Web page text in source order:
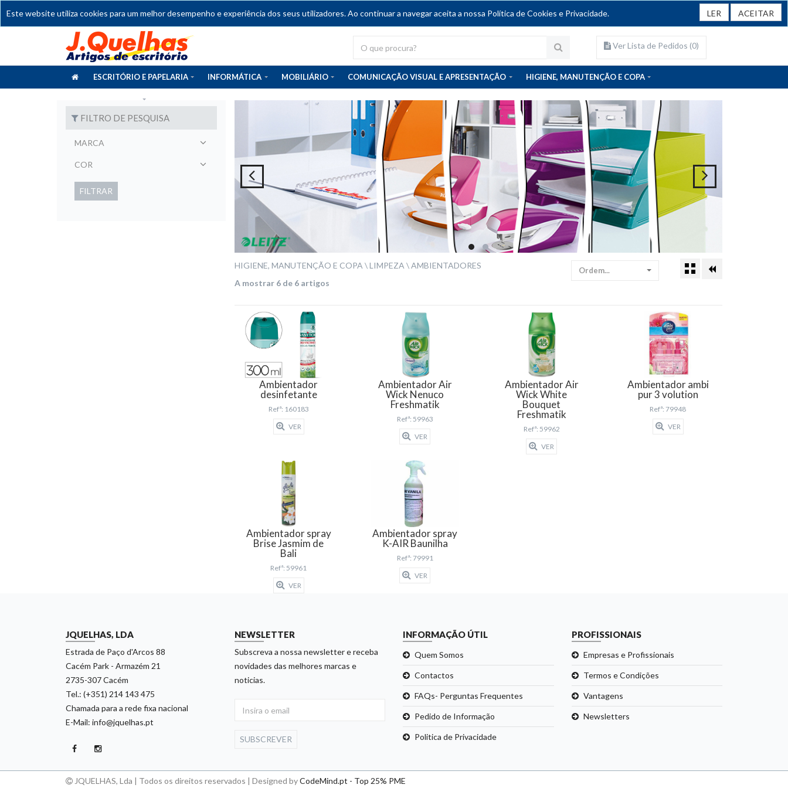
Este website utiliza cookies para um melhor desempenho e experiência dos seus utilizadores. Ao continuar a navegar aceita a nossa Política de Cookies e Privacidade. LER ACEITAR
Ver Lista de Pedidos (0)
ESCRITÓRIO E PAPELARIA INFORMÁTICA MOBILIÁRIO COMUNICAÇÃO VISUAL E APRESENTAÇÃO HIGIENE, MANUTENÇÃO E COPA
FILTRO DE PESQUISA
MARCA
COR
FILTRAR
HIGIENE, MANUTENÇÃO E COPA LIMPEZA
AMBIENTADORES
A mostrar 6 de 6 artigos
Ordem...
Ambientador
desinfetante
Refª: 160183
VER
Ambientador Air
Wick Nenuco
Freshmatik
Refª: 59963
VER
Ambientador Air
Wick White
Bouquet
Freshmatik
Refª: 59962
VER
Ambientador ambi
pur 3 volution
Refª: 79948
VER
Ambientador spray
Brise Jasmim de
Bali
Refª: 59961
VER
Ambientador spray
K-AIR Baunilha
Refª: 79991
VER
JQUELHAS, LDA
Estrada de Paço d'Arcos 88
Cacém Park - Armazém 21
2735-307 Cacém
Tel.: (+351) 214 143 475
Chamada para a rede fixa nacional
E-Mail: info@jquelhas.pt
NEWSLETTER
Subscreva a nossa newsletter e receba
novidades das melhores marcas e
noticias.
SUBSCREVER
INFORMAÇÃO ÚTIL
Quem Somos
Contactos
FAQs- Perguntas Frequentes
Pedido de Informação
Politica de Privacidade
PROFISSIONAIS
Empresas e Profissionais
Termos e Condições
Vantagens
Newsletters
JQUELHAS, Lda | Todos os direitos reservados | Designed byCodeMind.pt - Top 25% PME